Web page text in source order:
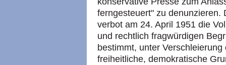
ferngesteuert" zu denunzieren.
verbot am 24. April 1951 die
und rechtlich fragwürdigen
bestimmt, unter
freiheitliche, demokratische